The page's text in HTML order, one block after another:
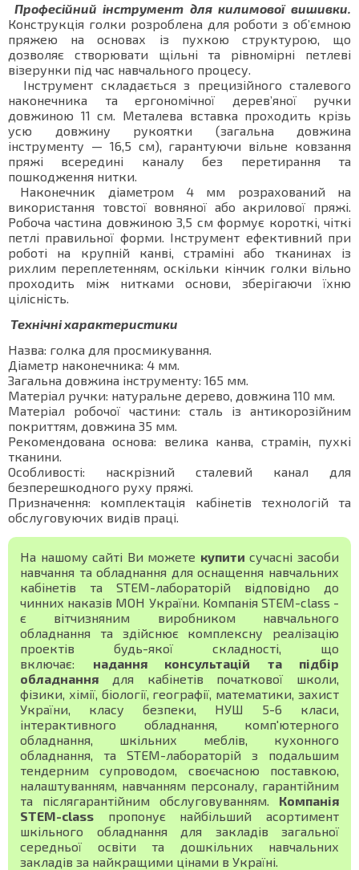
Професійний інструмент для килимової вишивки.
Конструкція голки розроблена для роботи з об’ємною
пряжею на основах із пухкою структурою, що
дозволяє створювати щільні та рівномірні петлеві
візерунки під час навчального процесу.
Інструмент складається з прецизійного сталевого
наконечника та ергономічної дерев’яної ручки
довжиною 11 см. Металева вставка проходить крізь
усю довжину рукоятки (загальна довжина
інструменту — 16,5 см), гарантуючи вільне ковзання
пряжі всередині каналу без перетирання та
пошкодження нитки.
Наконечник діаметром 4 мм розрахований на
використання товстої вовняної або акрилової пряжі.
Робоча частина довжиною 3,5 см формує короткі, чіткі
петлі правильної форми. Інструмент ефективний при
роботі на крупній канві, страміні або тканинах із
рихлим переплетенням, оскільки кінчик голки вільно
проходить між нитками основи, зберігаючи їхню
цілісність.
Технічні характеристики
Назва: голка для просмикування.
Діаметр наконечника: 4 мм.
Загальна довжина інструменту: 165 мм.
Матеріал ручки: натуральне дерево, довжина 110 мм.
Матеріал робочої частини: сталь із антикорозійним
покриттям, довжина 35 мм.
Рекомендована основа: велика канва, страмін, пухкі
тканини.
Особливості: наскрізний сталевий канал для
безперешкодного руху пряжі.
Призначення: комплектація кабінетів технологій та
обслуговуючих видів праці.
На нашому сайті Ви можете купити сучасні засоби
навчання та обладнання для оснащення навчальних
кабінетів та STEM-лабораторій відповідно до
чинних наказів МОН України. Компанія STEM-class -
є вітчизняним виробником навчального
обладнання та здійснює комплексну реалізацію
проектів будь-якої складності, що
включає: надання консультацій та підбір
обладнання для кабінетів початкової школи,
фізики, хімії, біології, географії, математики, захист
України, класу безпеки, НУШ 5-6 класи,
інтерактивного обладнання, комп'ютерного
обладнання, шкільних меблів, кухонного
обладнання, та STEM-лабораторій з подальшим
тендерним супроводом, своєчасною поставкою,
налаштуванням, навчанням персоналу, гарантійним
та післягарантійним обслуговуванням. Компанія
STEM-class пропонує найбільший асортимент
шкільного обладнання для закладів загальної
середньої освіти та дошкільних навчальних
закладів за найкращими цінами в Україні.